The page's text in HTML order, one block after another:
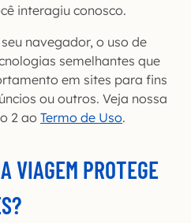
interagiu conosco.
navegador, o uso de
semelhantes que
em sites para fins
ou outros. Veja nossa
2 ao Termo de Uso.
VIAGEM PROTEGE